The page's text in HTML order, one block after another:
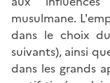
musulmane.
dans le choix
suivants), ainsi
dans les grands